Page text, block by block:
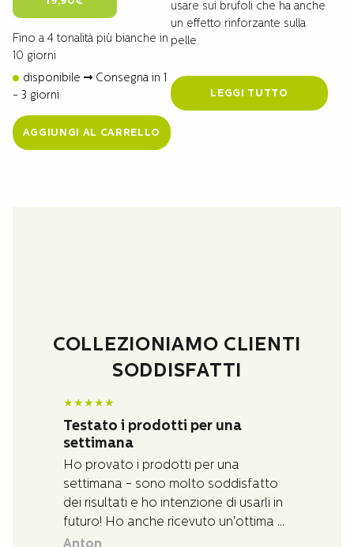
era:
29,50€.
prezzo
è:
Fino a 4 tonalità più bianche in
10 giorni
disponibile
Consegna in 1
- 3 giorni
AGGIUNGI AL CARRELLO
usare sui brufoli che ha anche
un effetto rinforzante sulla
pelle.
LEGGI TUTTO
COLLEZIONIAMO CLIENTI
SODDISFATTI
★★★★★
Testato i prodotti per una
settimana
Ho provato i prodotti per una
settimana - sono molto soddisfatto
dei risultati e ho intenzione di usarli in
futuro! Ho anche ricevuto un'ottima e
rapida assistenza per le domande
Anton